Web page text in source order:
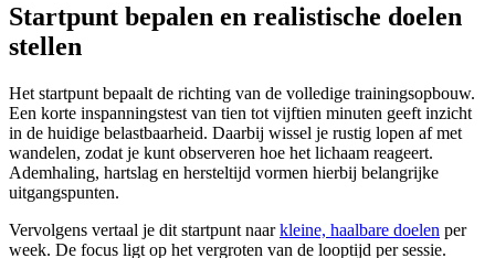
Startpunt bepalen en realistische doelen
stellen
Het startpunt bepaalt de richting van de volledige trainingsopbouw.
Een korte inspanningstest van tien tot vijftien minuten geeft inzicht
in de huidige belastbaarheid. Daarbij wissel je rustig lopen af met
wandelen, zodat je kunt observeren hoe het lichaam reageert.
Ademhaling, hartslag en hersteltijd vormen hierbij belangrijke
uitgangspunten.
Vervolgens vertaal je dit startpunt naarkleine, haalbare doelen per
week. De focus ligt op het vergroten van de looptijd per sessie.